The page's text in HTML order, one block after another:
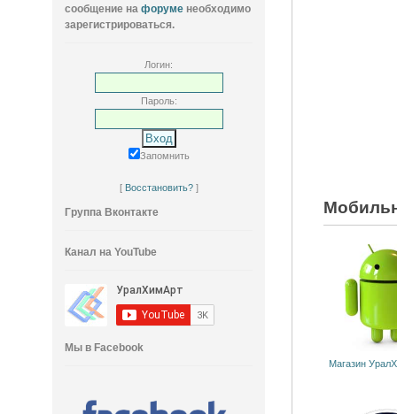
Магазин
сообщение на форуме необходимо
зарегистрироваться.
Логин:
Пароль:
Запомнить
[ Восстановить?]
Группа Вконтакте
Канал на YouTube
Мы в Facebook